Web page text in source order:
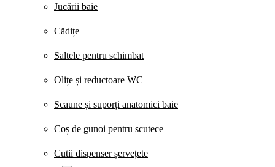
Jucării baie
Cădițe
Saltele pentru schimbat
Olițe și reductoare WC
Scaune și suporți anatomici baie
Coș de gunoi pentru scutece
Cutii dispenser șervețete